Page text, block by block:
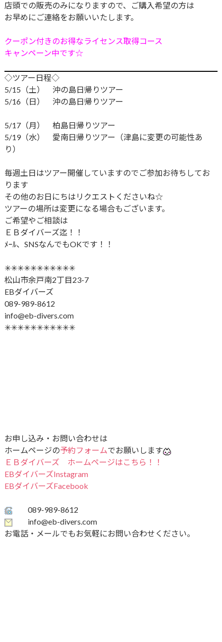
店頭での販売のみになりますので、ご購入希望の方は
お早めにご連絡をお願いいたします。
クーポン付きのお得なライセンス取得コース
キャンペーン中です☆
◇ツアー日程◇
5/15（土） 沖の島日帰りツアー
5/16（日） 沖の島日帰りツアー
5/17（月） 柏島日帰りツアー
5/19（水） 愛南日帰りツアー（津島に変更の可能性あ
り）
毎週土日はツアー開催していますのでご参加お待ちしてお
ります
その他のお日にちはリクエストくださいね☆
ツアーの場所は変更になる場合もございます。
ご希望やご相談は
ＥＢダイバーズ迄！！
ﾒｰﾙ、SNSなんでもOKです！！
✳︎✳︎✳︎✳︎✳︎✳︎✳︎✳︎✳︎✳︎✳︎
松山市余戸南2丁目23-7
EBダイバーズ
089-989-8612
info@eb-divers.com
✳︎✳︎✳︎✳︎✳︎✳︎✳︎✳︎✳︎✳︎✳︎
お申し込み・お問い合わせは
ホームページの予約フォームでお願いします
ＥＢダイバーズ ホームページはこちら！！
EBダイバーズInstagram
EBダイバーズFacebook
089-989-8612
info@eb-divers.com
お電話・メールでもお気軽にお問い合わせください。